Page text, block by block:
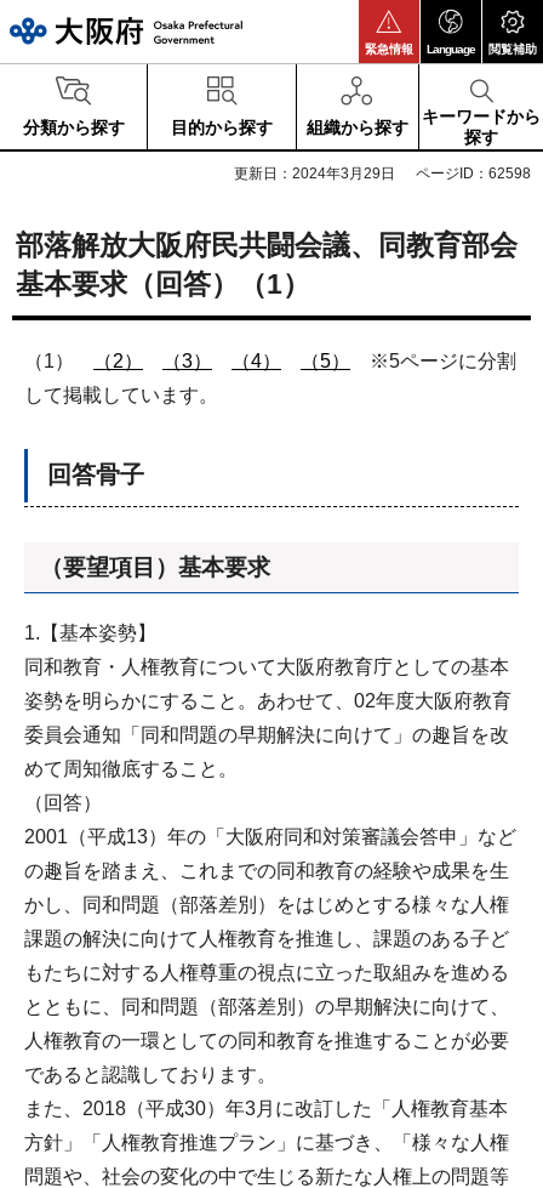
緊急情報 Language 閲覧補助
分類から探す 目的から探す 組織から探す
キーワードから
探す
更新日：2024年3月29日 ページID：62598
部落解放大阪府民共闘会議、同教育部会
基本要求（回答）（1）
（1） （2） （3） （4） （5）
※5ページに分割
して掲載しています。
回答骨子
（要望項目）基本要求
1.【基本姿勢】
同和教育・人権教育について大阪府教育庁としての基本
姿勢を明らかにすること。あわせて、02年度大阪府教育
委員会通知「同和問題の早期解決に向けて」の趣旨を改
めて周知徹底すること。
（回答）
2001（平成13）年の「大阪府同和対策審議会答申」など
の趣旨を踏まえ、これまでの同和教育の経験や成果を生
かし、同和問題（部落差別）をはじめとする様々な人権
課題の解決に向けて人権教育を推進し、課題のある子ど
もたちに対する人権尊重の視点に立った取組みを進める
とともに、同和問題（部落差別）の早期解決に向けて、
人権教育の一環としての同和教育を推進することが必要
であると認識しております。
また、2018（平成30）年3月に改訂した「人権教育基本
方針」「人権教育推進プラン」に基づき、「様々な人権
問題や、社会の変化の中で生じる新たな人権上の問題等